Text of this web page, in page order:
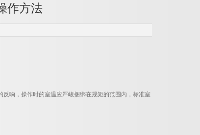
作方法
响，操作时的室温应严峻捆绑在规矩的范围内，标准室